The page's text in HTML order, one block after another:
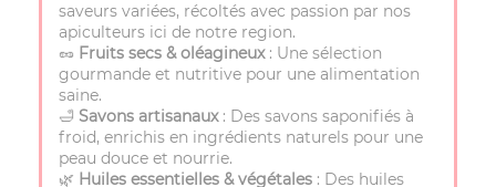
saveurs variées, récoltés avec passion par nos
apiculteurs ici de notre region.
🥜 Fruits secs & oléagineux: Une sélection
gourmande et nutritive pour une alimentation
saine.
🛁 Savons artisanaux: Des savons saponifiés à
froid, enrichis en ingrédients naturels pour une
peau douce et nourrie.
🌿 Huiles essentielles & végétales : Des huiles